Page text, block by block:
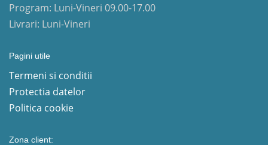
Program: Luni-Vineri 09.00-17.00
Livrari: Luni-Vineri
Pagini utile
Termeni si conditii
Protectia datelor
Politica cookie
Zona client: